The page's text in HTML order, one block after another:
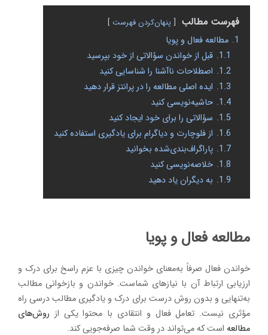
فهرست مطالب پنهان‌کردن فهرست
1. مطالعه فعال و پویا
1.1. قبل از خواندن سؤالاتی از خود بپرسید
1.2. اصطلاحات ناآشنا را شناسایی کنید
1.3. ایده اصلی مطالعه را در پرانتز قرار دهید
1.4. حاشیه‌نویسی کنید
1.5. سؤالاتی را برای خود ایجاد کنید
1.6. از فلوچارت و دیاگرام برای یادگیری استفاده کنید
1.7. پاراگراف‌بندی‌شده بخوانید
1.8. خلاصه‌نویسی کنید
1.9. به دیگران یاد دهید
مطالعه فعال و پویا
خواندن فعال صرفاً به‌معنای خواندن چیزی با عزم راسخ برای درک و
ارزیابی ارتباط آن با نیازهای شماست. خواندن و بازخوانی مطالب
به‌تنهایی و بدون روش درست برای درک و یادگیری مطالب درسی راه
مؤثری نیست. تعامل فعال و انتقادی با محتوا یکی از روش‌های
مطالعه است که می‌تواند در وقت شما صرفه‌جویی کند.